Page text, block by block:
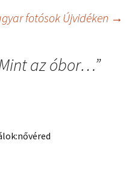
fotósok Újvidéken →
az óbor…”